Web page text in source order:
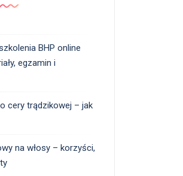
BHP online
egzamin i
cery trądzikowej – jak
na włosy – korzyści,